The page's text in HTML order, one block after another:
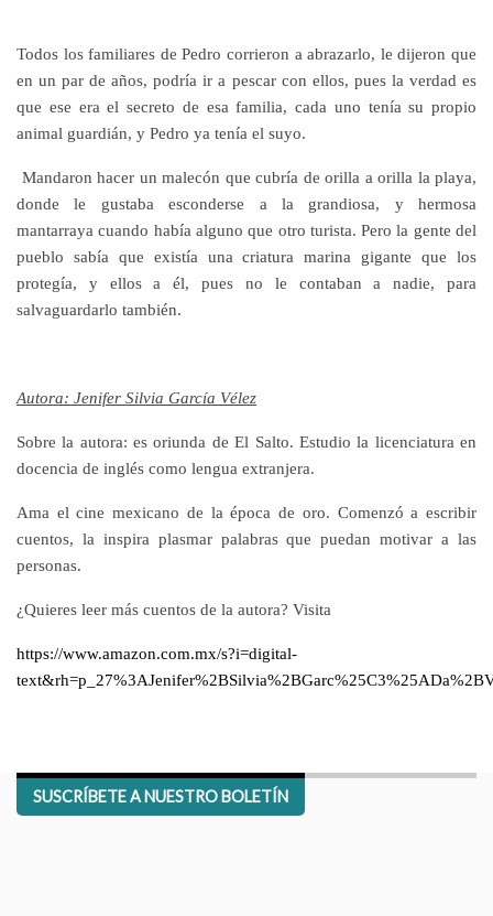
Todos los familiares de Pedro corrieron a abrazarlo, le dijeron que
en un par de años, podría ir a pescar con ellos, pues la verdad es
que ese era el secreto de esa familia, cada uno tenía su propio
animal guardián, y Pedro ya tenía el suyo.
Mandaron hacer un malecón que cubría de orilla a orilla la playa,
donde le gustaba esconderse a la grandiosa, y hermosa
mantarraya cuando había alguno que otro turista. Pero la gente del
pueblo sabía que existía una criatura marina gigante que los
protegía, y ellos a él, pues no le contaban a nadie, para
salvaguardarlo también.
Autora: Jenifer Silvia García Vélez
Sobre la autora: es oriunda de El Salto. Estudio la licenciatura en
docencia de inglés como lengua extranjera.
Ama el cine mexicano de la época de oro. Comenzó a escribir
cuentos, la inspira plasmar palabras que puedan motivar a las
personas.
¿Quieres leer más cuentos de la autora? Visita
https://www.amazon.com.mx/s?i=digital-
SUSCRÍBETE A NUESTRO BOLETÍN